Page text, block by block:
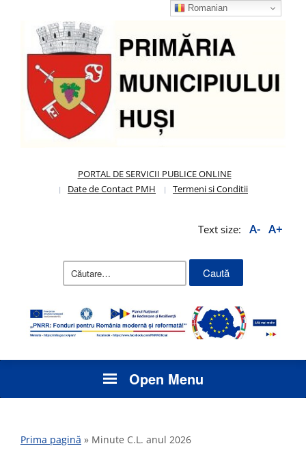
PORTAL DE SERVICII PUBLICE ONLINE
Date de Contact PMH
Termeni si Conditii
Text size: A- A+
Caută
Open Menu
Prima pagină » Minute C.L. anul 2026
Romanian